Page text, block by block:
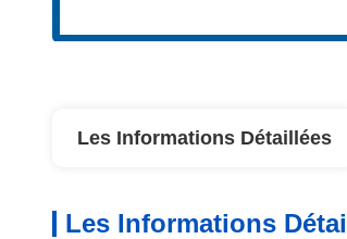
Les Informations Détaillées
Les Informations